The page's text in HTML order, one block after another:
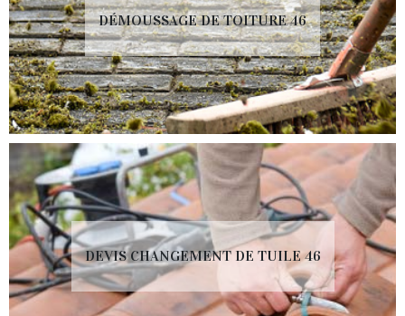
DÉMOUSSAGE DE TOITURE 46
DEVIS CHANGEMENT DE TUILE 46